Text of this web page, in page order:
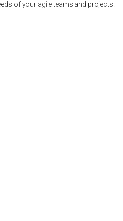
of your agile teams and projects.